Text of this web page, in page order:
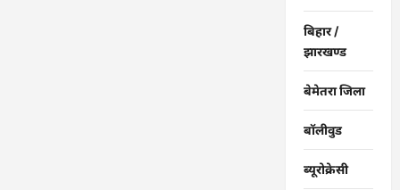
बिहार /
झारखण्ड
बेमेतरा जिला
बॉलीवुड
ब्यूरोक्रेसी